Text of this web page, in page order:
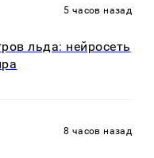
5 часов назад
льда: нейросеть
8 часов назад